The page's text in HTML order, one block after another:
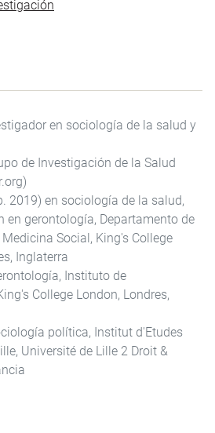
en sociología de la salud y
de Investigación de la Salud
2019) en sociología de la salud,
en gerontología, Departamento de
Social, King's College
Inglaterra
Instituto de
College London, Londres,
política, Institut d'Etudes
Université de Lille 2 Droit &